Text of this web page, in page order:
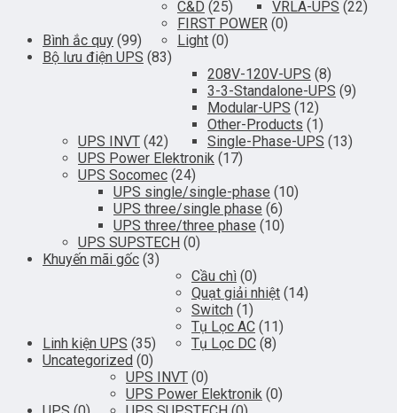
Bình ắc quy (99)
C&D (25) VRLA-UPS (22)
FIRST POWER (0)
Light (0)
Bộ lưu điện UPS (83)
UPS INVT (42)
208V-120V-UPS (8)
3-3-Standalone-UPS (9)
Modular-UPS (12)
Other-Products (1)
Single-Phase-UPS (13)
UPS Power Elektronik (17)
UPS Socomec (24)
UPS single/single-phase (10)
UPS three/single phase (6)
UPS three/three phase (10)
UPS SUPSTECH (0)
Khuyến mãi gốc (3)
Linh kiện UPS (35)
Cầu chì (0)
Quạt giải nhiệt (14)
Switch (1)
Tụ Lọc AC (11)
Tụ Lọc DC (8)
Uncategorized (0)
UPS INVT (0)
UPS Power Elektronik (0)